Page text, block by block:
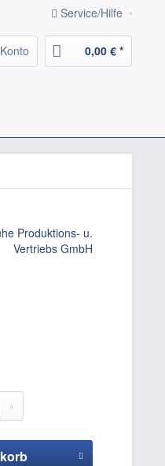
Service/Hilfe
0,00 € *